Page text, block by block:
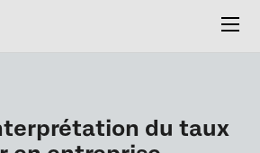
du taux